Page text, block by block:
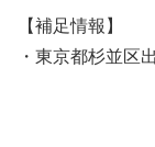
【補足情報】
・東京都杉並区